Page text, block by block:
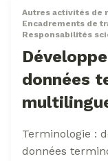
Autres activités de
Encadrements de
Responsabilités
données
Terminologie :
données